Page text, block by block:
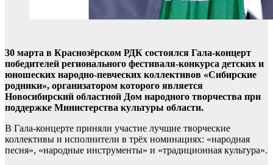
30 марта в Краснозёрском РДК состоялся Гала-концерт
победителей регионального фестиваля-конкурса детских и
юношеских народно-певческих коллективов «Сибирские
родники», организатором которого является
Новосибирский областной Дом народного творчества при
поддержке Министерства культуры области.
В Гала-концерте приняли участие лучшие творческие
коллективы и исполнители в трёх номинациях: «народная
песня», «народные инструменты» и «традиционная культура».